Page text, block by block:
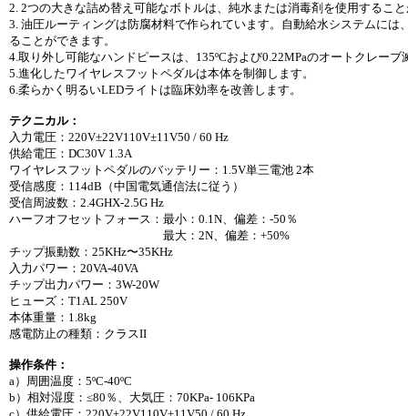
2. 2つの大きな詰め替え可能なボトルは、純水または消毒剤を使用するこ
3. 油圧ルーティングは防腐材料で作られています。自動給水システムに
ることができます。
4.取り外し可能なハンドピースは、135ºCおよび0.22MPaのオートクレーブ
5.進化したワイヤレスフットペダルは本体を制御します。
6.柔らかく明るいLEDライトは臨床効率を改善します。
テクニカル：
入力電圧：220V±22V110V±11V50 / 60 Hz
供給電圧：DC30V 1.3A
ワイヤレスフットペダルのバッテリー：1.5V単三電池 2本
受信感度：114dB（中国電気通信法に従う）
受信周波数：2.4GHX-2.5G Hz
ハーフオフセットフォース：最小：0.1N、偏差：-50％
最大：2N、偏差：+50%
チップ振動数：25KHz〜35KHz
入力パワー：20VA-40VA
チップ出力パワー：3W-20W
ヒューズ：T1AL 250V
本体重量：1.8kg
感電防止の種類：クラスII
操作条件：
a）周囲温度：5ºC-40ºC
b）相対湿度：≤80％、大気圧：70KPa- 106KPa